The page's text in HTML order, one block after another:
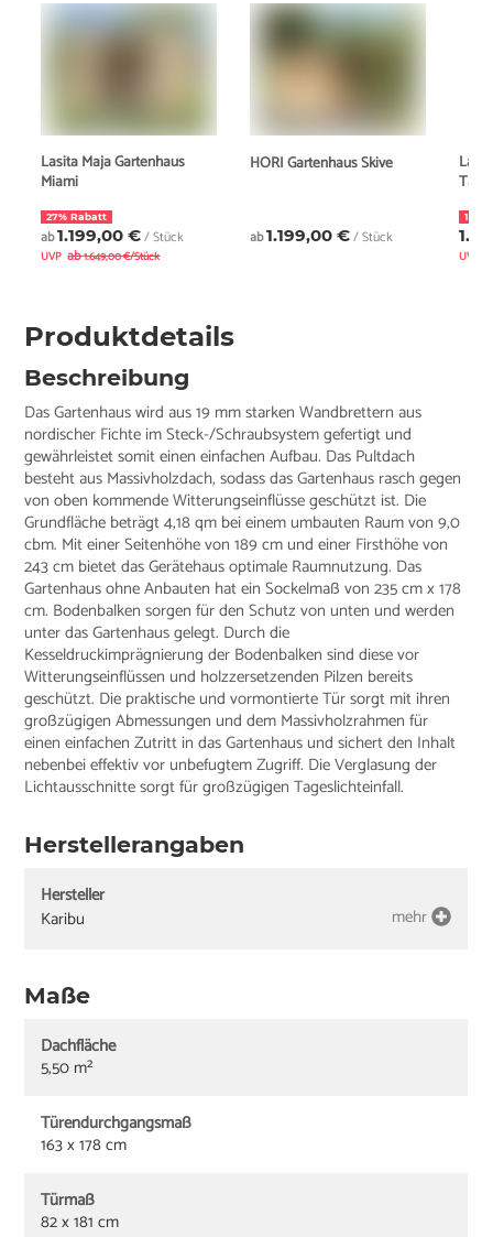
Lasita Maja Gartenhaus
Miami
27% Rabatt
ab1.199,00 €/ Stück
UVP ab1.649,00 €/Stück
HORI Gartenhaus Skive
ab1.199,00 €/ Stück
11%
UVP
Produktdetails
Beschreibung
Das Gartenhaus wird aus 19 mm starken Wandbrettern aus
nordischer Fichte im Steck-/Schraubsystem gefertigt und
gewährleistet somit einen einfachen Aufbau. Das Pultdach
besteht aus Massivholzdach, sodass das Gartenhaus rasch gegen
von oben kommende Witterungseinflüsse geschützt ist. Die
Grundfläche beträgt 4,18 qm bei einem umbauten Raum von 9,0
cbm. Mit einer Seitenhöhe von 189 cm und einer Firsthöhe von
243 cm bietet das Gerätehaus optimale Raumnutzung. Das
Gartenhaus ohne Anbauten hat ein Sockelmaß von 235 cm x 178
cm. Bodenbalken sorgen für den Schutz von unten und werden
unter das Gartenhaus gelegt. Durch die
Kesseldruckimprägnierung der Bodenbalken sind diese vor
Witterungseinflüssen und holzzersetzenden Pilzen bereits
geschützt. Die praktische und vormontierte Tür sorgt mit ihren
großzügigen Abmessungen und dem Massivholzrahmen für
einen einfachen Zutritt in das Gartenhaus und sichert den Inhalt
nebenbei effektiv vor unbefugtem Zugriff. Die Verglasung der
Lichtausschnitte sorgt für großzügigen Tageslichteinfall.
Herstellerangaben
Hersteller
Karibu
mehr
Maße
Dachfläche
5,50 m²
Türendurchgangsmaß
163 x 178 cm
Türmaß
82 x 181 cm